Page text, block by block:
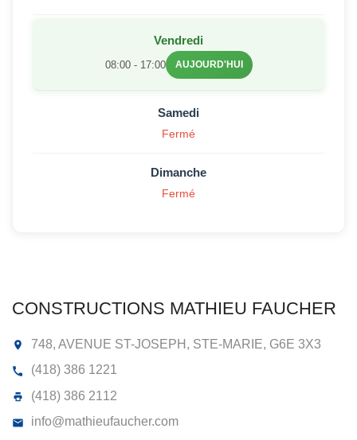
CONSTRUCTIONS MATHIEU
Vendredi
08:00 - 17:00 AUJOURD'HUI
Samedi
Fermé
Dimanche
Fermé